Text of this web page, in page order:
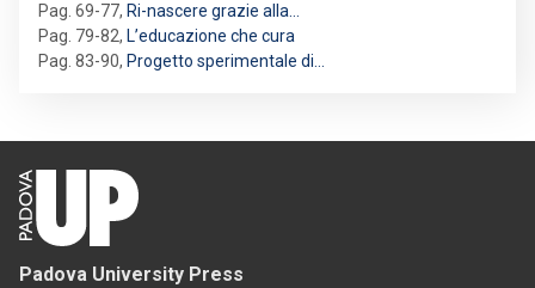
Pag. 69-77, Ri-nascere grazie alla…
Pag. 79-82, L’educazione che cura
Pag. 83-90, Progetto sperimentale di…
Padova University Press